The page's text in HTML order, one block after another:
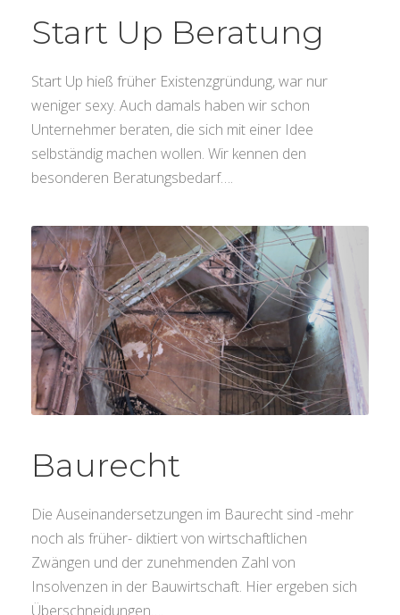
Start Up Beratung
Start Up hieß früher Existenzgründung, war nur
weniger sexy. Auch damals haben wir schon
Unternehmer beraten, die sich mit einer Idee
selbständig machen wollen. Wir kennen den
besonderen Beratungsbedarf….
Baurecht
Die Auseinandersetzungen im Baurecht sind -mehr
noch als früher- diktiert von wirtschaftlichen
Zwängen und der zunehmenden Zahl von
Insolvenzen in der Bauwirtschaft. Hier ergeben sich
Überschneidungen….